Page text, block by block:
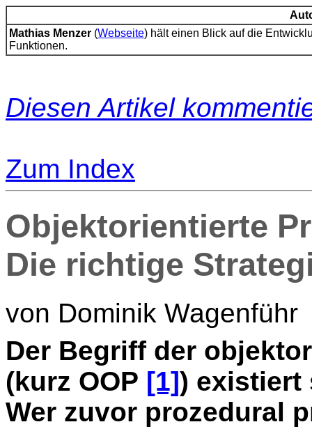
Mathias Menzer (Webseite) hält einen Blick auf die
Funktionen.
Diesen Artikel
Zum Index
Objektorientierte
Die richtige
von Dominik Wagenführ
Der Begriff der
(kurz OOP [1]) existiert
Wer zuvor prozedural